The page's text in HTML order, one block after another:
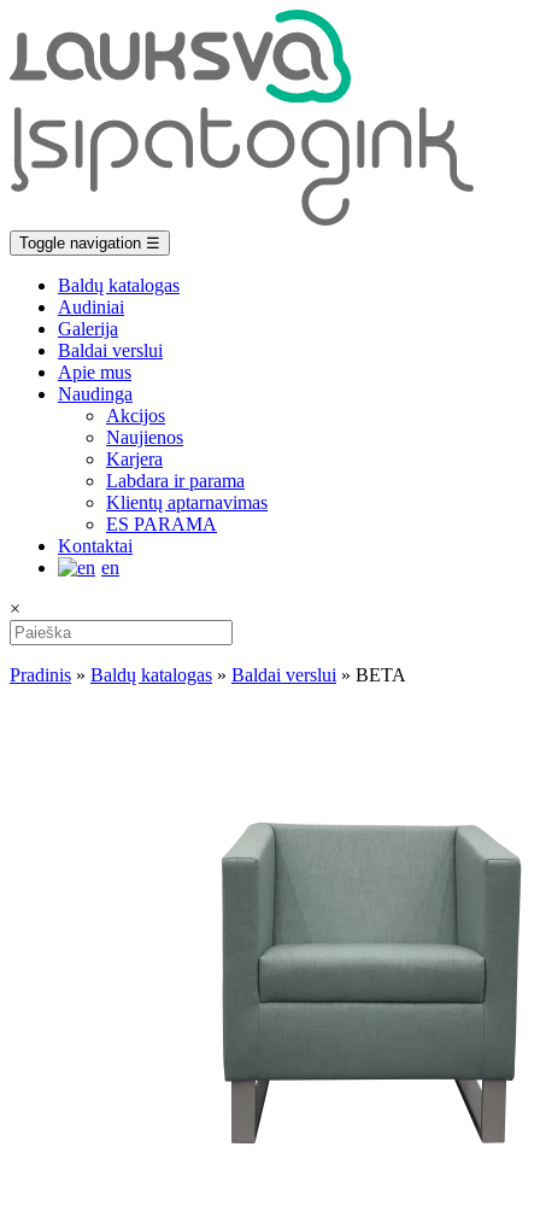
Toggle navigation ☰
Baldų katalogas
Audiniai
Galerija
Baldai verslui
Apie mus
Naudinga
Akcijos
Naujienos
Karjera
Labdara ir parama
Klientų aptarnavimas
ES PARAMA
Kontaktai
en
×
Pradinis » Baldų katalogas » Baldai verslui » BETA